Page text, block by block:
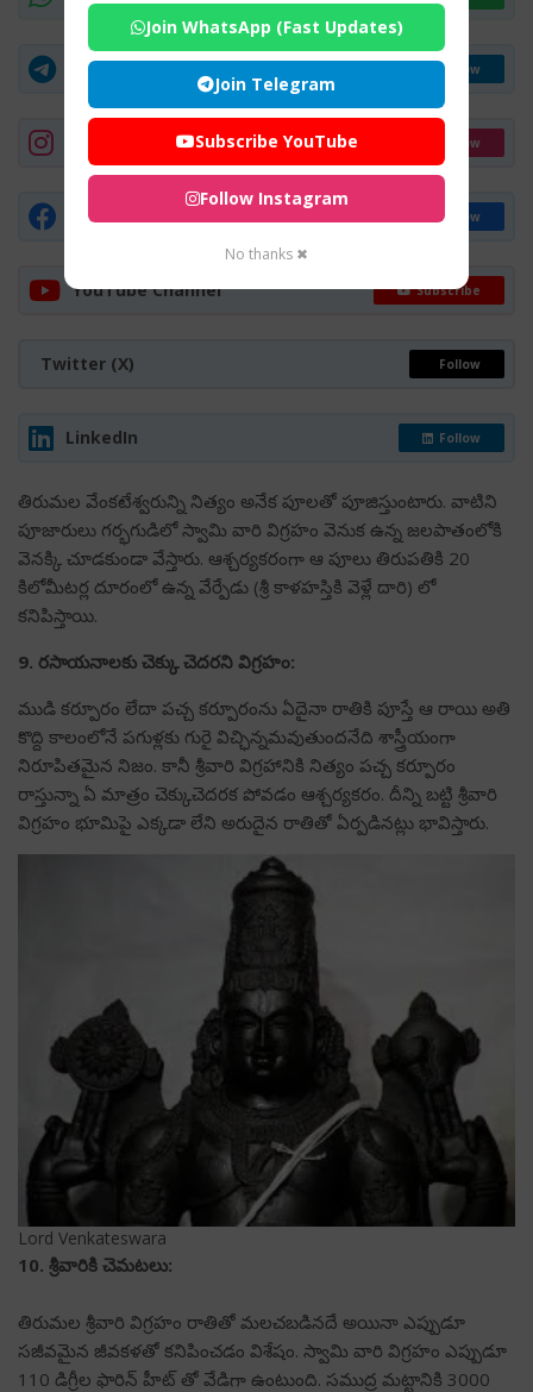
Telegram Group Join Now
Follow
Facebook Page Follow
YouTube Channel Subscribe
Twitter (X) Follow
LinkedIn Follow
తిరుమల వేంకటేశ్వరున్ని నిత్యం అనేక పూలతో పూజిస్తుంటారు. వాటిని
పూజారులు గర్భగుడిలో స్వామి వారి విగ్రహం వెనుక ఉన్న జలపాతంలోకి
వెనక్కి చూడకుండా వేస్తారు. ఆశ్చర్యకరంగా ఆ పూలు తిరుపతికి 20
కిలోమీటర్ల దూరంలో ఉన్న వేర్పేడు (శ్రీ కాళహస్తికి వెళ్లే దారి) లో
కనిపిస్తాయి.
9. రసాయనాలకు చెక్కు చెదరని విగ్రహం:
ముడి కర్పూరం లేదా పచ్చ కర్పూరంను ఏదైనా రాతికి పూస్తే ఆ రాయి అతి
కొద్ది కాలంలోనే పగుళ్లకు గురై విచ్ఛిన్నమవుతుందనేది శాస్త్రీయంగా
నిరూపితమైన నిజం. కానీ శ్రీవారి విగ్రహానికి నిత్యం పచ్చ కర్పూరం
రాస్తున్నా ఏ మాత్రం చెక్కుచెదరక పోవడం ఆశ్చర్యకరం. దీన్ని బట్టి శ్రీవారి
విగ్రహం భూమిపై ఎక్కడా లేని అరుదైన రాతితో ఏర్పడినట్లు భావిస్తారు.
Lord Venkateswara
10. శ్రీవారికి చెమటలు:
తిరుమల శ్రీవారి విగ్రహం రాతితో మలచబడినదే అయినా ఎప్పుడూ
సజీవమైన జీవకళతో కనిపించడం విశేషం. స్వామి వారి విగ్రహం ఎప్పుడూ
110 డిగ్రీల ఫారిన్ హీట్ తో వేడిగా ఉంటుంది. సముద్ర మట్టానికి 3000
Join WhatsApp (Fast Updates)
Join Telegram
Subscribe YouTube
Follow Instagram
No thanks ✖